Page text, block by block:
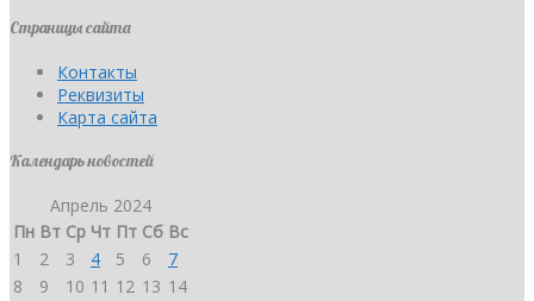
Страницы сайта
Контакты
Реквизиты
Карта сайта
Календарь новостей
Апрель 2024
Пн Вт Ср Чт Пт Сб Вс
1
2 3 4 5 6
7
8
9 10 11 12 13 14